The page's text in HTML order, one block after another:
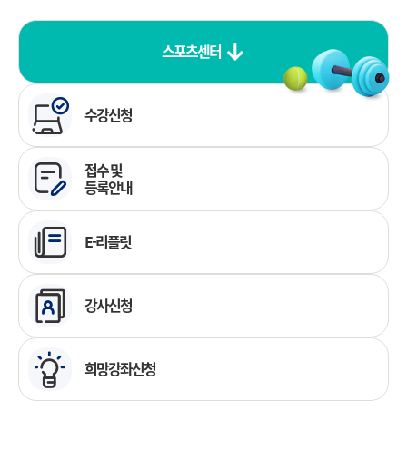
스포츠센터
수강신청
접수 및
등록안내
E-리플릿
강사신청
희망강좌신청